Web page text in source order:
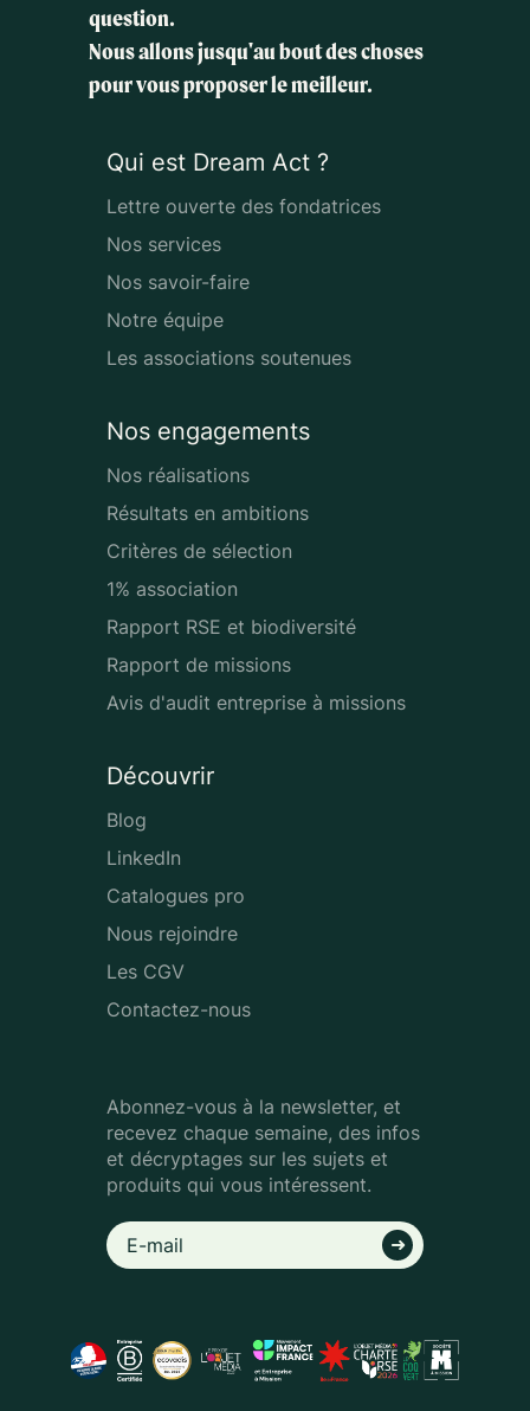
question.
Nous allons jusqu'au bout des choses
pour vous proposer le meilleur.
Qui est Dream Act ?
Lettre ouverte des fondatrices
Nos services
Nos savoir-faire
Notre équipe
Les associations soutenues
Nos engagements
Nos réalisations
Résultats en ambitions
Critères de sélection
1% association
Rapport RSE et biodiversité
Rapport de missions
Avis d'audit entreprise à missions
Découvrir
Blog
LinkedIn
Catalogues pro
Nous rejoindre
Les CGV
Contactez-nous
Abonnez-vous à la newsletter, et
recevez chaque semaine, des infos
et décryptages sur les sujets et
produits qui vous intéressent.